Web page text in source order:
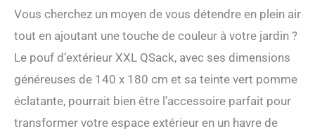
Vous cherchez un moyen de vous détendre en plein air
tout en ajoutant une touche de couleur à votre jardin ?
Le pouf d’extérieur XXL QSack, avec ses dimensions
généreuses de 140 x 180 cm et sa teinte vert pomme
éclatante, pourrait bien être l’accessoire parfait pour
transformer votre espace extérieur en un havre de